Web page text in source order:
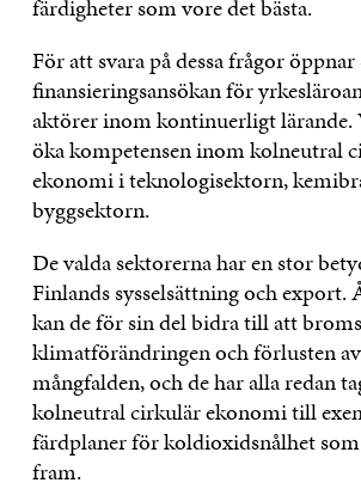
färdigheter som vore det bästa.
För att svara på dessa frågor
finansieringsansökan för
aktörer inom kontinuerligt lärande.
öka kompetensen inom kolneutral
ekonomi i teknologisektorn,
byggsektorn.
De valda sektorerna har en stor
Finlands sysselsättning och export.
kan de för sin del bidra till att
klimatförändringen och förlusten
mångfalden, och de har alla redan
kolneutral cirkulär ekonomi till
färdplaner för koldioxidsnålhet
fram.